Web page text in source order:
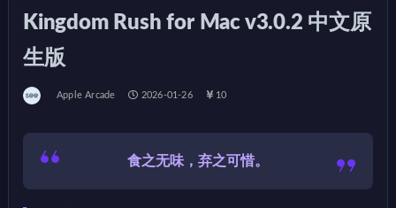
Kingdom Rush for Mac v3.0.2 中文原
生版
Apple Arcade 2026-01-26 10
食之无味，弃之可惜。